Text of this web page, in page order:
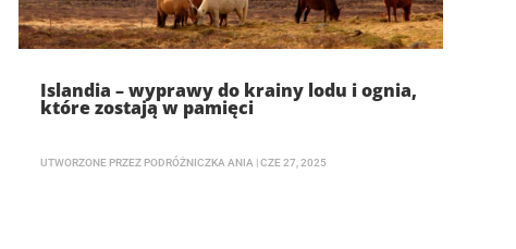
Islandia – wyprawy do krainy lodu i ognia,
które zostają w pamięci
UTWORZONE PRZEZ PODRÓŻNICZKA ANIA |CZE 27, 2025